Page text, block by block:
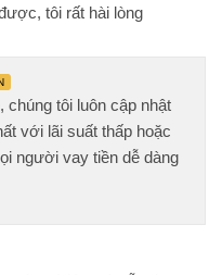
tôi rất hài lòng
tôi luôn cập nhật
với lãi suất thấp hoặc
người vay tiền dễ dàng